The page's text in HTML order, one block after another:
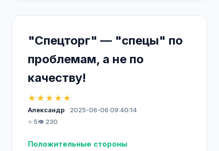
"Спецторг" — "спецы" по
проблемам, а не по
качеству!
★★★★★
Александр
2025-06-06 09:40:14
⭐ 5👁️ 230
Положительные стороны